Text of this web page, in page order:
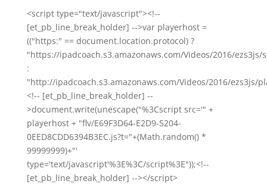
<script type="text/javascript"><!--
[et_pb_line_break_holder] -->var playerhost =
(("https:" == document.location.protocol) ?
"https://ipadcoach.s3.amazonaws.com/Videos/2016/ezs3js/
:
"http://ipadcoach.s3.amazonaws.com/Videos/2016/ezs3js/
<!-- [et_pb_line_break_holder] --
>document.write(unescape("%3Cscript src='" +
playerhost + "flv/E69F3D64-E2D9-5204-
0EED8CDD6394B3EC.js?t="+(Math.random() *
99999999)+"'
type='text/javascript'%3E%3C/script%3E"));<!--
[et_pb_line_break_holder] --></script>